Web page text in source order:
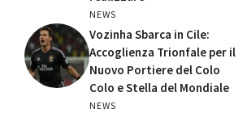
NEWS
Vozinha Sbarca in Cile:
Accoglienza Trionfale per il
Nuovo Portiere del Colo
Colo e Stella del Mondiale
NEWS